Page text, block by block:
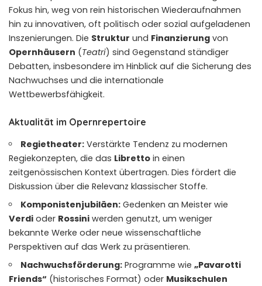
Fokus hin, weg von rein historischen Wiederaufnahmen
hin zu innovativen, oft politisch oder sozial aufgeladenen
Inszenierungen. Die Struktur und Finanzierung von
Opernhäusern (Teatri) sind Gegenstand ständiger
Debatten, insbesondere im Hinblick auf die Sicherung des
Nachwuchses und die internationale
Wettbewerbsfähigkeit.
Aktualität im Opernrepertoire
Regietheater: Verstärkte Tendenz zu modernen
Regiekonzepten, die das Libretto in einen
zeitgenössischen Kontext übertragen. Dies fördert die
Diskussion über die Relevanz klassischer Stoffe.
Komponistenjubiläen: Gedenken an Meister wie
Verdi oder Rossini werden genutzt, um weniger
bekannte Werke oder neue wissenschaftliche
Perspektiven auf das Werk zu präsentieren.
Nachwuchsförderung: Programme wie„Pavarotti
Friends“ (historisches Format) oder Musikschulen